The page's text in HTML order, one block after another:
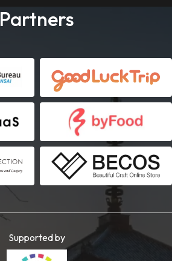
Partners
Supported by